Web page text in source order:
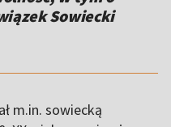
Sowiecki
m.in. sowiecką